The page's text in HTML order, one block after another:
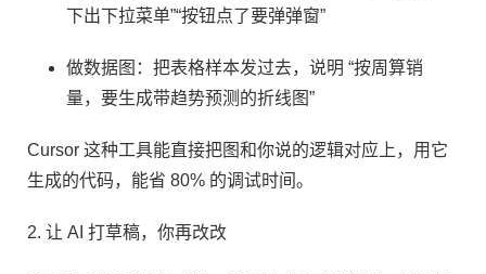
下出下拉菜单”“按钮点了要弹弹窗”​
做数据图：把表格样本发过去，说明 “按周算销
量，要生成带趋势预测的折线图”​
Cursor 这种工具能直接把图和你说的逻辑对应上，用它
生成的代码，能省 80% 的调试时间。​
2. 让 AI 打草稿，你再改改​